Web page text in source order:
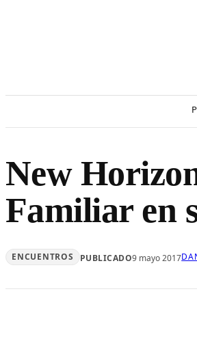
New
Familiar en
ENCUENTROS PUBLICADO9 mayo 2017